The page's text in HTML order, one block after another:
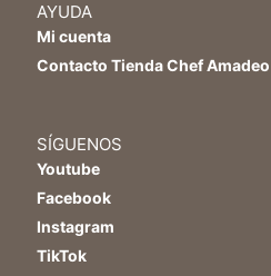
AYUDA
Mi cuenta
Contacto Tienda Chef
SÍGUENOS
Youtube
Facebook
Instagram
TikTok